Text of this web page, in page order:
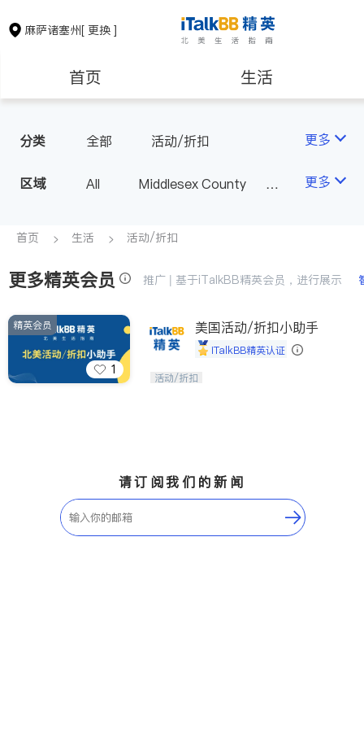
麻萨诸塞州[ 更换 ]
首页 生活
保险理财 房地产租售
银行贷款
建筑装修 教育
养老 非盈利组织
分类 全部 活动/折扣 更多
区域 All
Middlesex County
Norfolk County - Quincy
更多
首页 生活 活动/折扣
更多精英会员 推广 | 基于iTalkBB精英会员，进行展示
1
精英会员 美国活动/折扣小助手
iTalkBB精英认证
iTalkBB精英 官方账号。您的美国生活
活动/折扣
请订阅我们的新闻